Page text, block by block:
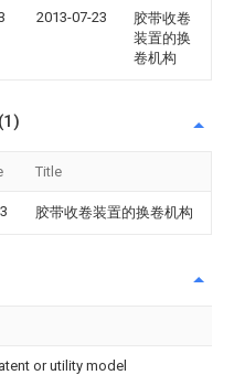
2013-07-23
胶带收卷
装置的换
卷机构
Title
胶带收卷装置的换卷机构
or utility model